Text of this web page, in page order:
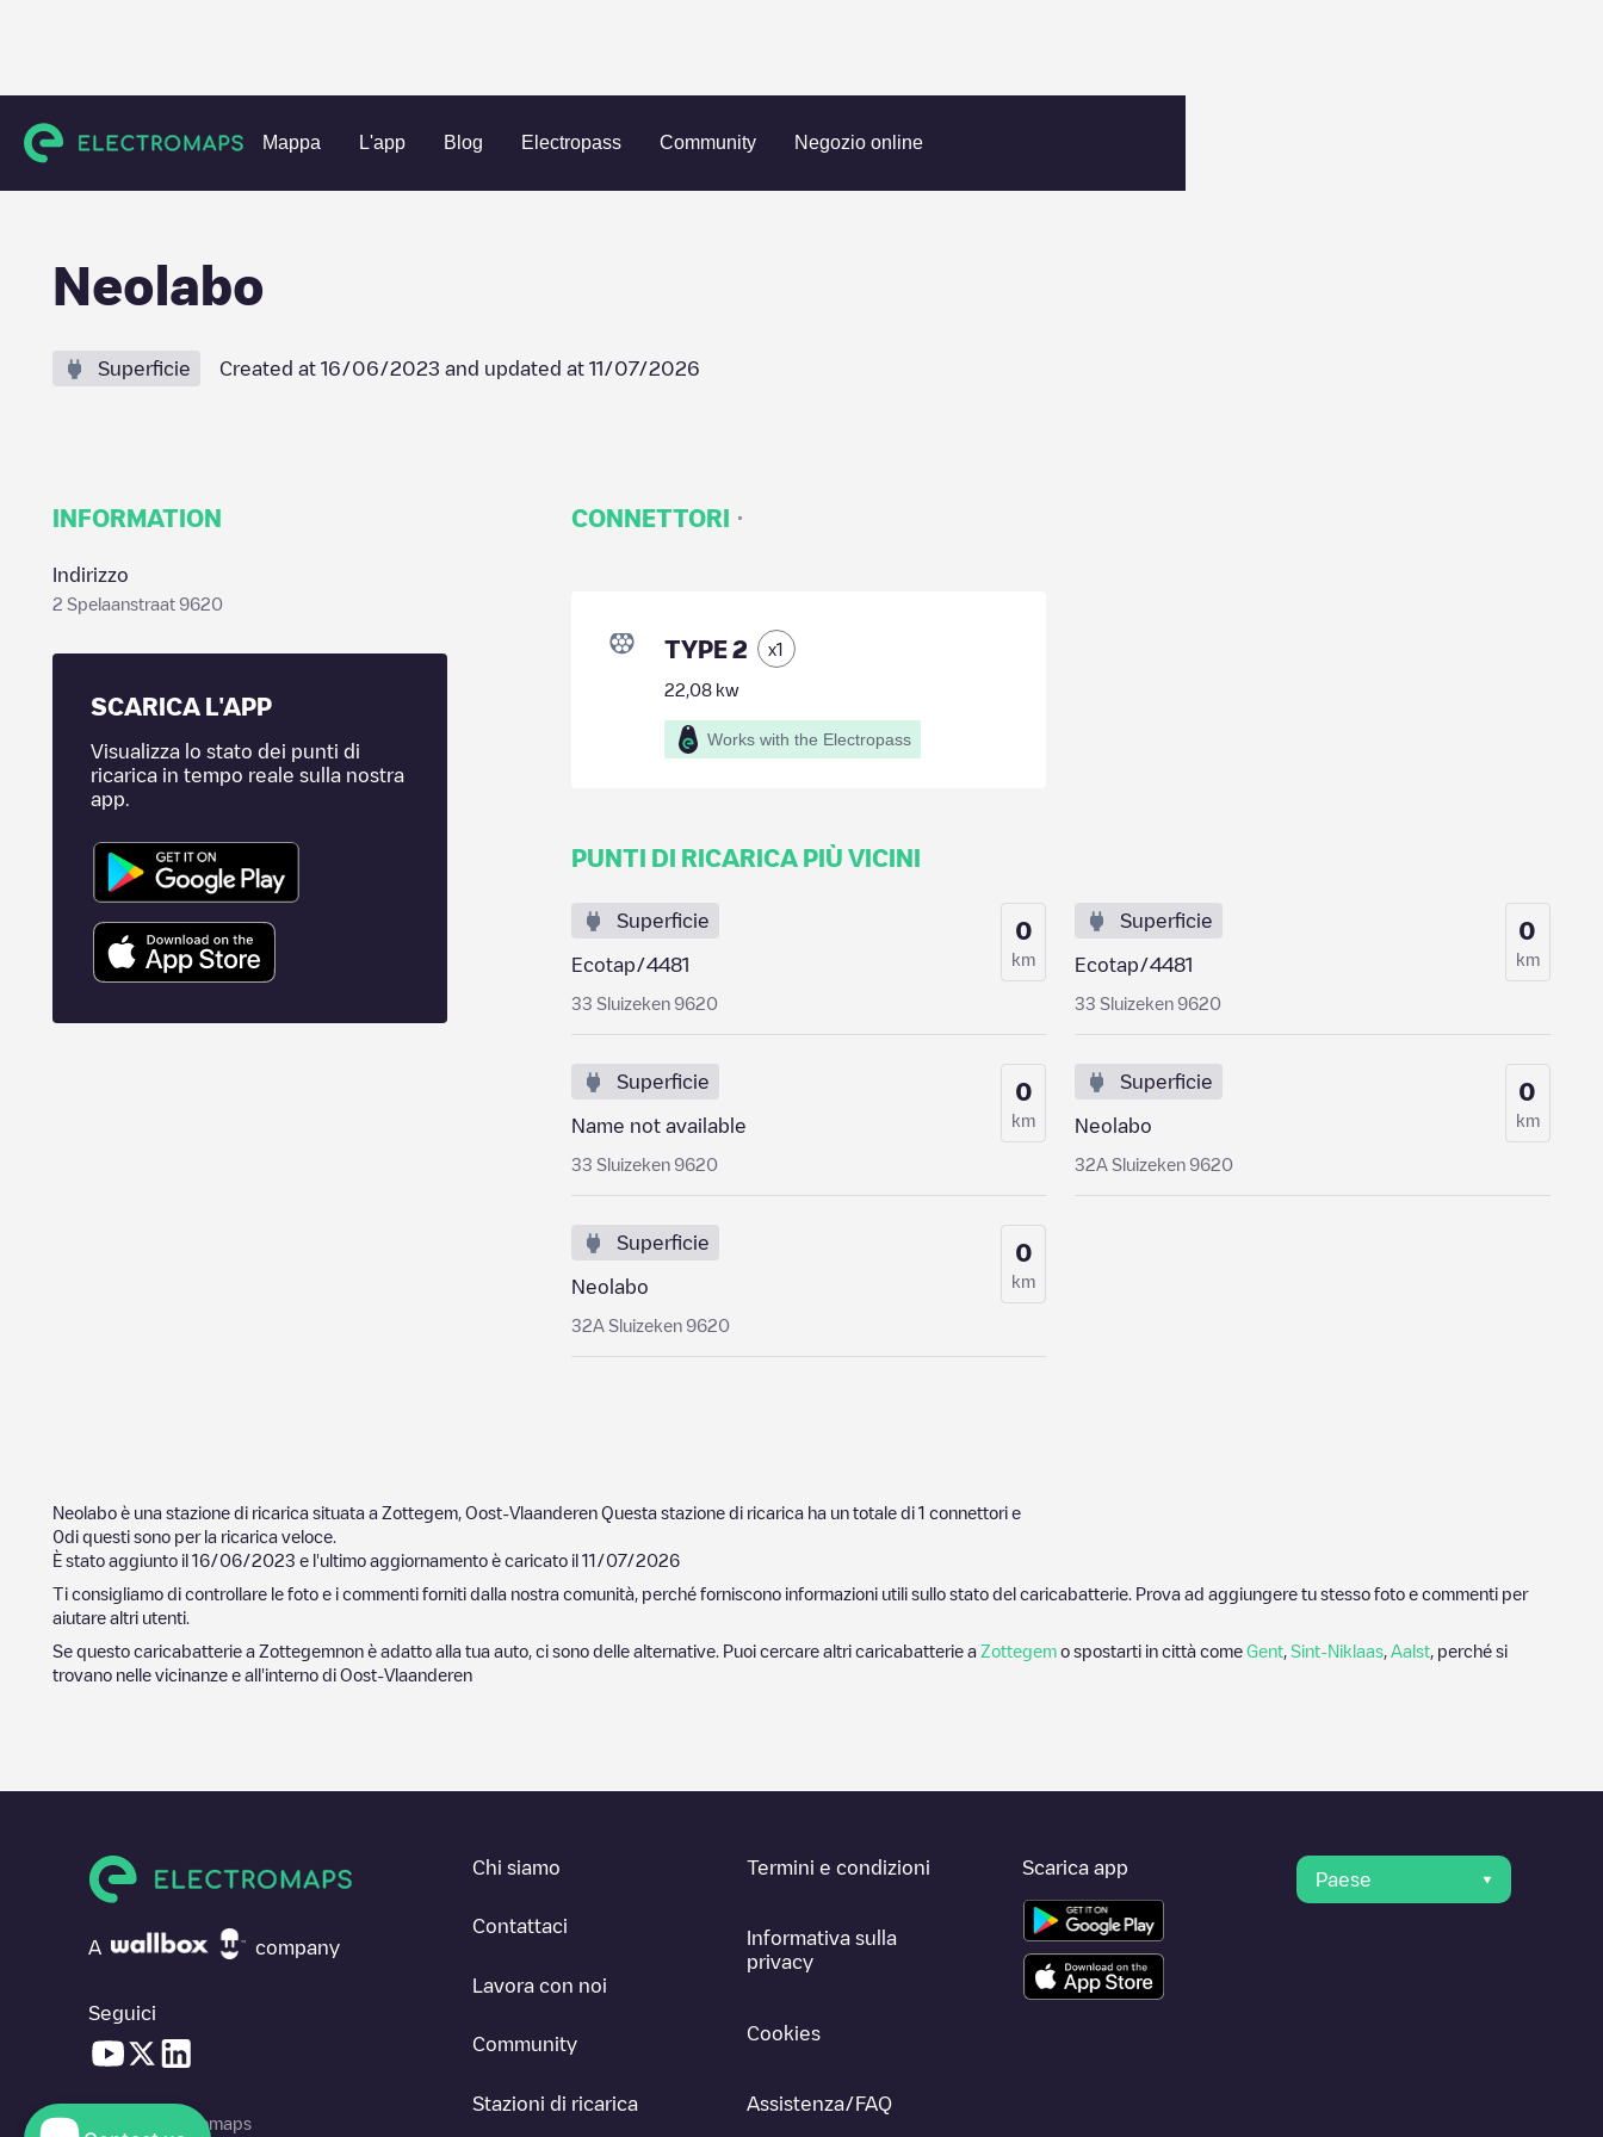
Mappa L'app Blog Electropass Community Negozio online
Charging stations Belgio Oost-Vlaanderen Zottegem Neolabo
Neolabo
Superficie Created at 16/06/2023 and updated at 11/07/2026
INFORMATION
Indirizzo
2 Spelaanstraat 9620
SCARICA L'APP
Visualizza lo stato dei punti di
ricarica in tempo reale sulla nostra
app.
CONNETTORI ·
TYPE 2 x1
22,08kw
Works with the Electropass
PUNTI DI RICARICA PIÙ VICINI
Superficie
Ecotap/4481
33 Sluizeken 9620
0
km
Superficie
Ecotap/4481
33 Sluizeken 9620
0
km
Superficie
Name not available
33 Sluizeken 9620
0
km
Superficie
Neolabo
32A Sluizeken 9620
0
km
Superficie
Neolabo
32A Sluizeken 9620
0
km
Neolabo è una stazione di ricarica situata a Zottegem Oost-Vlaanderen Questa stazione di ricarica ha un totale di 1 connettori e
0di questi sono per la ricarica veloce.
È stato aggiunto il 16/06/2023 e l'ultimo aggiornamento è caricato il 11/07/2026
Ti consigliamo di controllare le foto e i commenti forniti dalla nostra comunità, perché forniscono informazioni utili sullo stato del caricabatterie. Prova ad aggiungere tu stesso foto e commenti per
aiutare altri utenti.
Se questo caricabatterie a Zottegemnon è adatto alla tua auto, ci sono delle alternative. Puoi cercare altri caricabatterie a Zottegem o spostarti in città come Gent Sint-Niklaas Aalst , perché si
trovano nelle vicinanze e all'interno di Oost-Vlaanderen
A company
Seguici
© 2026 Electromaps
Chi siamo
Contattaci
Lavora con noi
Community
Stazioni di ricarica
Termini e condizioni
Informativa sulla
privacy
Cookies
Assistenza/FAQ
Scarica app
Paese